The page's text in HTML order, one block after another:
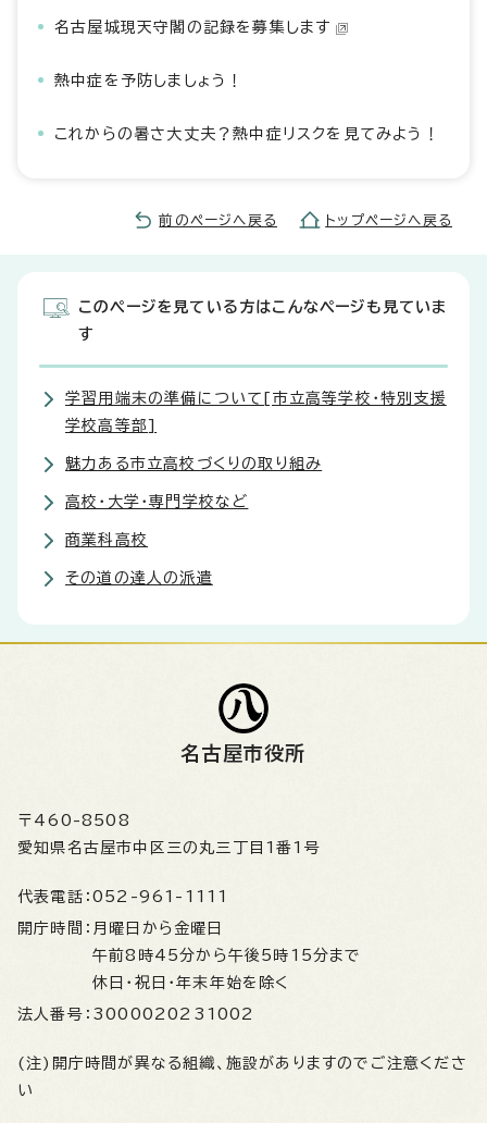
名古屋城現天守閣の記録を募集します
熱中症を予防しましょう！
これからの暑さ大丈夫？熱中症リスクを見てみよう！
前のページへ戻る トップページへ戻る
このページを見ている方はこんなページも見ていま
す
学習用端末の準備について[市立高等学校・特別支援
学校高等部]
魅力ある市立高校づくりの取り組み
高校・大学・専門学校など
商業科高校
その道の達人の派遣
名古屋市役所
〒460-8508
愛知県名古屋市中区三の丸三丁目1番1号
代表電話： 052-961-1111
開庁時間： 月曜日から金曜日
午前8時45分から午後5時15分まで
休日・祝日・年末年始を除く
法人番号： 3000020231002
(注)開庁時間が異なる組織、施設がありますのでご注意くださ
い